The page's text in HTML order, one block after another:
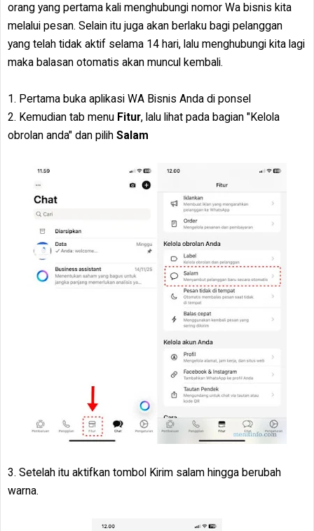
orang yang pertama kali menghubungi nomor Wa bisnis kita
melalui pesan. Selain itu juga akan berlaku bagi pelanggan
yang telah tidak aktif selama 14 hari, lalu menghubungi kita lagi
maka balasan otomatis akan muncul kembali.
1. Pertama buka aplikasi WA Bisnis Anda di ponsel
2. Kemudian tab menu Fitur, lalu lihat pada bagian "Kelola
obrolan anda" dan pilih Salam
3. Setelah itu aktifkan tombol Kirim salam hingga berubah
warna.